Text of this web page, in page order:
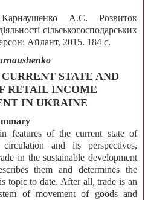
А.С. Розвиток
сільськогосподарських
Айлант, 2015. 184 с.
STATE AND
RETAIL INCOME
IN UKRAINE
features of the current state of
and its perspectives,
in the sustainable development
them and determines the
topic to date. After all, trade is an
of movement of goods and